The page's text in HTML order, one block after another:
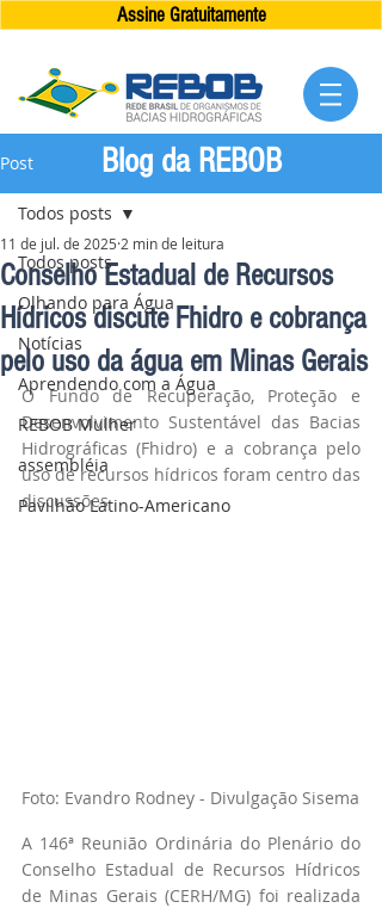
Assine Gratuitamente
Post
Todos posts
Olhando para Água
Notícias
Aprendendo com a Água
REBOB Mulher
assembléia
Pavilhão Latino-Americano
Todos posts
Conselho Estadual de Recursos
Hídricos discute Fhidro e cobrança
pelo uso da água em Minas Gerais
11 de jul. de 2025 2 min de leitura
O Fundo de Recuperação, Proteção e
Desenvolvimento Sustentável das Bacias
Hidrográficas (Fhidro) e a cobrança pelo
uso de recursos hídricos foram centro das
discussões
Foto: Evandro Rodney - Divulgação Sisema
A 146ª Reunião Ordinária do Plenário do
Conselho Estadual de Recursos Hídricos
de Minas Gerais (CERH/MG) foi realizada
Blog da REBOB